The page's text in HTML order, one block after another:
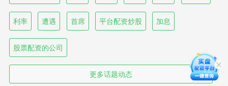
利率 遭遇 首席 平台配资炒股 加息
股票配资的公司
更多话题动态